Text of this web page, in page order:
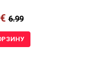
€6.99